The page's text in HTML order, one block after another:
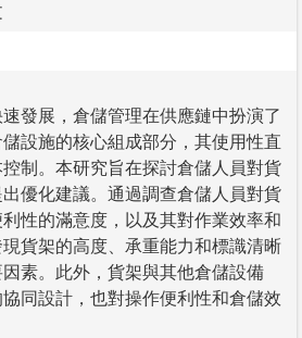
發展，倉儲管理在供應鏈中扮演了
設施的核心組成部分，其使用性直
制。本研究旨在探討倉儲人員對貨
優化建議。通過調查倉儲人員對貨
性的滿意度，以及其對作業效率和
貨架的高度、承重能力和標識清晰
素。此外，貨架與其他倉儲設備
協同設計，也對操作便利性和倉儲效